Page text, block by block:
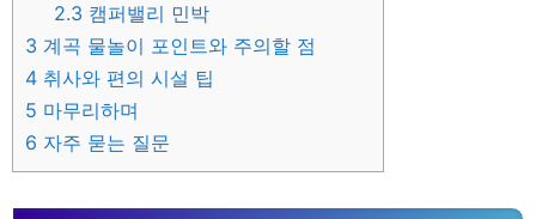
2.3 캠퍼밸리 민박
3 계곡 물놀이 포인트와 주의할 점
4 취사와 편의 시설 팁
5 마무리하며
6 자주 묻는 질문